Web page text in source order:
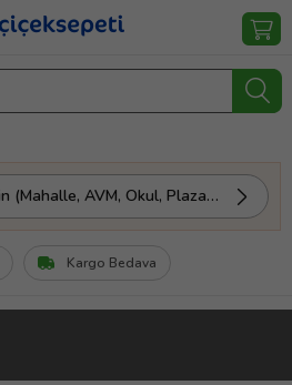
Gönderim Yeri Seçin (Mahalle, AVM, Okul, Plaza vs.)
Kargo Bedava